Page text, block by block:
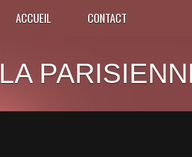
ACCUEIL CONTACT
LA